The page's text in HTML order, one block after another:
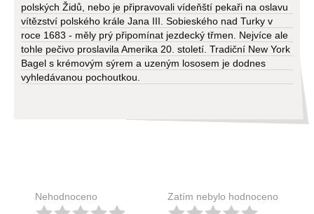
polských Židů, nebo je připravovali vídeňští pekaři na oslavu
vítězství polského krále Jana III. Sobieského nad Turky v
roce 1683 - měly prý připomínat jezdecký třmen. Nejvíce ale
tohle pečivo proslavila Amerika 20. století. Tradiční New York
Bagel s krémovým sýrem a uzeným lososem je dodnes
vyhledávanou pochoutkou.
Nehodnoceno Zatím nebylo hodnoceno